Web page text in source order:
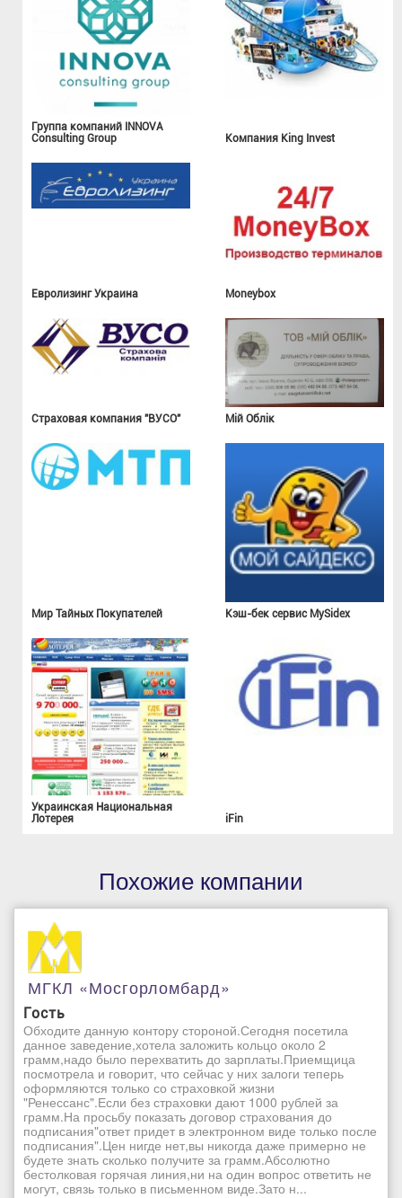
Группа компаний INNOVA
Consulting Group
Компания King Invest
Евролизинг Украина Moneybox
Страховая компания "ВУСО" Мій Облік
Мир Тайных Покупателей Кэш-бек сервис MySidex
Украинская Национальная
Лотерея
iFin
Похожие компании
МГКЛ «Мосгорломбард»
Гость
Обходите данную контору стороной.Сегодня посетила
данное заведение,хотела заложить кольцо около 2
грамм,надо было перехватить до зарплаты.Приемщица
посмотрела и говорит, что сейчас у них залоги теперь
оформляются только со страховкой жизни
"Ренессанс".Если без страховки дают 1000 рублей за
грамм.На просьбу показать договор страхования до
подписания"ответ придет в электронном виде только после
подписания".Цен нигде нет,вы никогда даже примерно не
будете знать сколько получите за грамм.Абсолютно
бестолковая горячая линия,ни на один вопрос ответить не
могут, связь только в письменном виде.Зато н...